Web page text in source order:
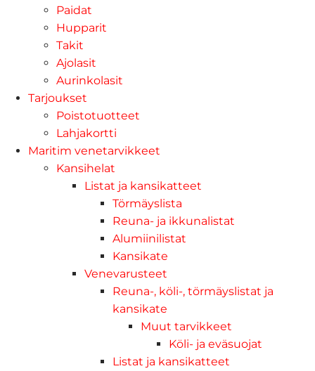
Paidat
Hupparit
Takit
Ajolasit
Aurinkolasit
Tarjoukset
Poistotuotteet
Lahjakortti
Maritim venetarvikkeet
Kansihelat
Listat ja kansikatteet
Törmäyslista
Reuna- ja ikkunalistat
Alumiinilistat
Kansikate
Venevarusteet
Reuna-, köli-, törmäyslistat ja
kansikate
Muut tarvikkeet
Köli- ja eväsuojat
Listat ja kansikatteet